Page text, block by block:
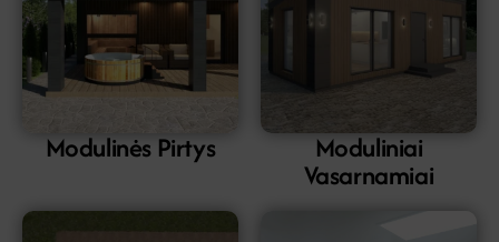
Modulinės Pirtys Moduliniai
Vasarnamiai